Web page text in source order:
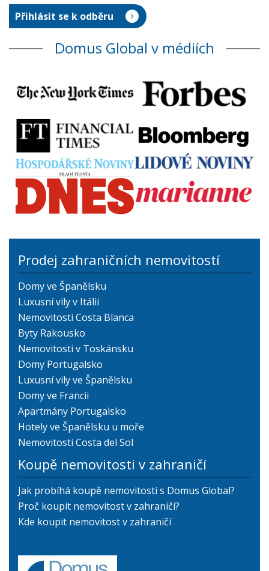
Domus Global v médiích
Prodej zahraničních nemovitostí
Domy ve Španělsku
Luxusní vily v Itálii
Nemovitosti Costa Blanca
Byty Rakousko
Nemovitosti v Toskánsku
Domy Portugalsko
Luxusní vily ve Španělsku
Domy ve Francii
Apartmány Portugalsko
Hotely ve Španělsku u moře
Nemovitosti Costa del Sol
Koupě nemovitosti v zahraničí
Jak probíhá koupě nemovitosti s Domus Global?
Proč koupit nemovitost v zahraničí?
Kde koupit nemovitost v zahraničí